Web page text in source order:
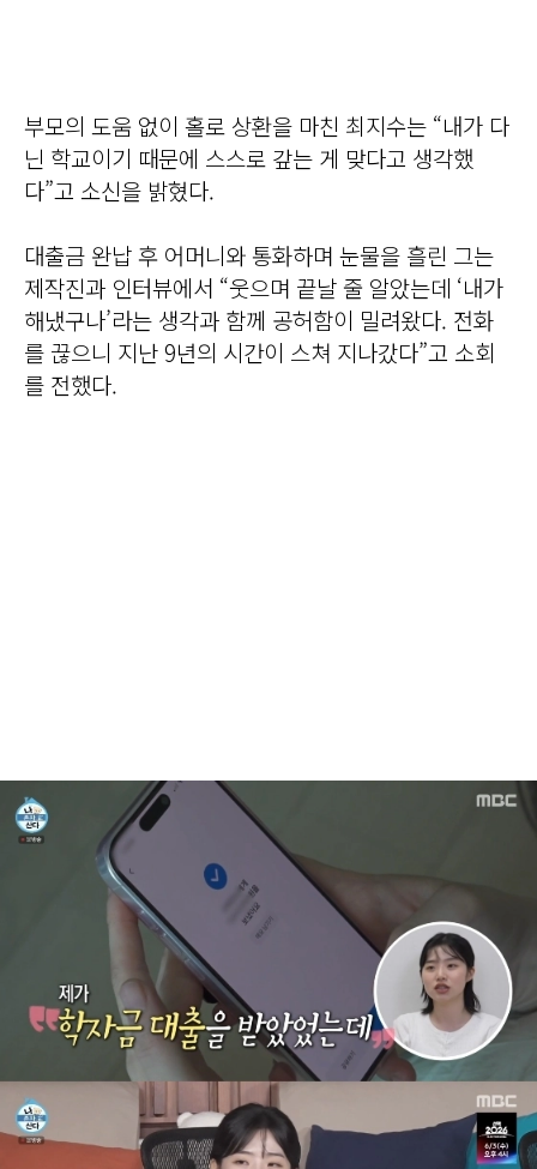
부모의 도움 없이 홀로 상환을 마친 최지수는 “내가 다
닌 학교이기 때문에 스스로 갚는 게 맞다고 생각했
다”고 소신을 밝혔다.
대출금 완납 후 어머니와 통화하며 눈물을 흘린 그는
제작진과 인터뷰에서 “웃으며 끝날 줄 알았는데 ‘내가
해냈구나’라는 생각과 함께 공허함이 밀려왔다. 전화
를 끊으니 지난 9년의 시간이 스쳐 지나갔다”고 소회
를 전했다.